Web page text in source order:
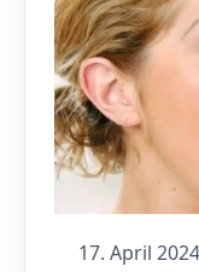
17. April 2024